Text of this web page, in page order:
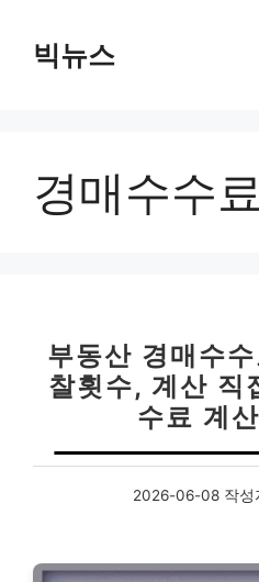
빅뉴스
경매수수
부동산 경매수
찰횟수, 계산 직
수료 계
2026-06-08 작성